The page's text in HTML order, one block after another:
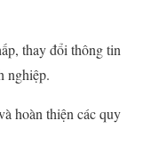
thay đổi thông tin
nghiệp.
hoàn thiện các quy